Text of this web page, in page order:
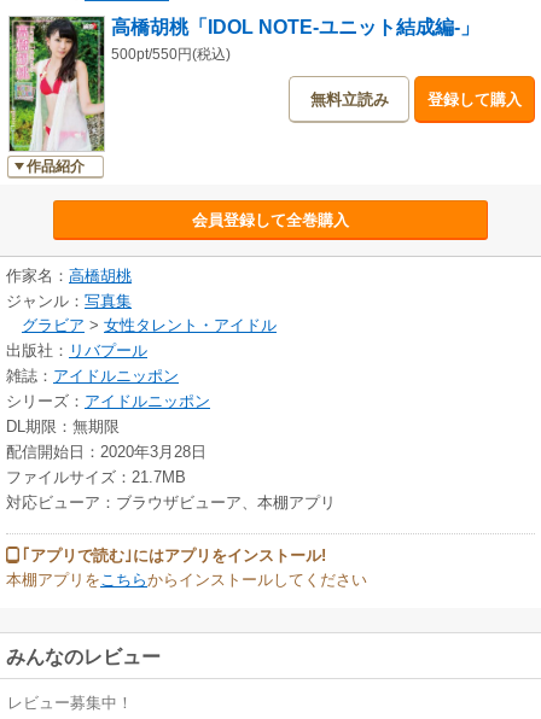
作品紹介
高橋胡桃「IDOL NOTE-ユニット結成編-」
500pt/550円(税込)
無料立読み 登録して購入
会員登録して全巻購入
作家名： 高橋胡桃
ジャンル： 写真集
グラビア > 女性タレント・アイドル
出版社： リバプール
雑誌： アイドルニッポン
シリーズ： アイドルニッポン
DL期限：無期限
配信開始日：2020年3月28日
ファイルサイズ：21.7MB
対応ビューア：ブラウザビューア、本棚アプリ
｢アプリで読む｣にはアプリをインストール!
本棚アプリをこちらからインストールしてください
みんなのレビュー
レビュー募集中！